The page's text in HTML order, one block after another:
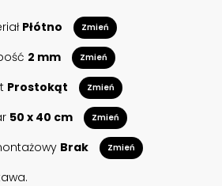
Płótno Zmień
2 mm Zmień
Prostokąt Zmień
50 x 40 cm Zmień
Brak Zmień